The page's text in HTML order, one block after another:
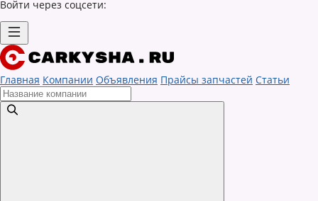
Войти через соцсети:
Главная Компании Объявления Прайсы запчастей Статьи